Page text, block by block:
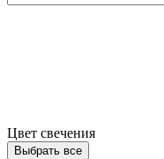
Цвет свечения
Выбрать все